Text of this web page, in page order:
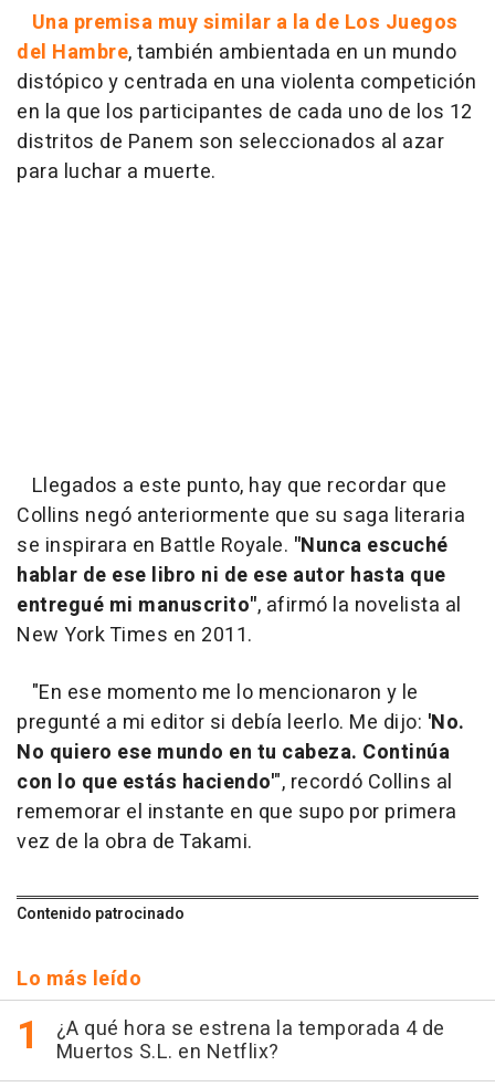
Una premisa muy similar a la de Los Juegos
del Hambre, también ambientada en un mundo
distópico y centrada en una violenta competición
en la que los participantes de cada uno de los 12
distritos de Panem son seleccionados al azar
para luchar a muerte.
Llegados a este punto, hay que recordar que
Collins negó anteriormente que su saga literaria
se inspirara en Battle Royale. "Nunca escuché
hablar de ese libro ni de ese autor hasta que
entregué mi manuscrito", afirmó la novelista al
New York Times en 2011.
"En ese momento me lo mencionaron y le
pregunté a mi editor si debía leerlo. Me dijo: 'No.
No quiero ese mundo en tu cabeza. Continúa
con lo que estás haciendo'", recordó Collins al
rememorar el instante en que supo por primera
vez de la obra de Takami.
Contenido patrocinado
Lo más leído
¿A qué hora se estrena la temporada 4 de
Muertos S.L. en Netflix?